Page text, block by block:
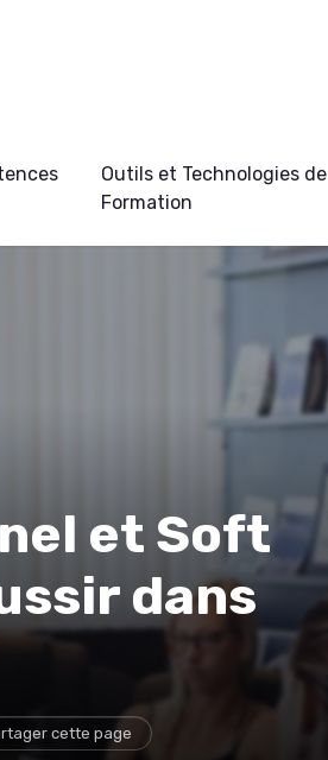
Outils et Technologies de
Formation
et Soft
dans
cette page